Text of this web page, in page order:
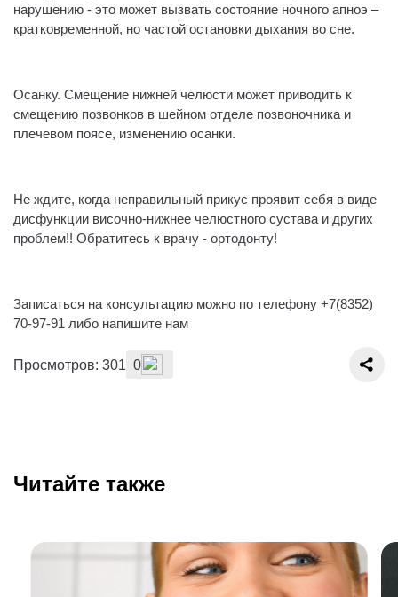
нарушению - это может вызвать состояние ночного апноэ –
кратковременной, но частой остановки дыхания во сне.
Осанку. Смещение нижней челюсти может приводить к
смещению позвонков в шейном отделе позвоночника и
плечевом поясе, изменению осанки.
Не ждите, когда неправильный прикус проявит себя в виде
дисфункции височно-нижнее челюстного сустава и других
проблем!! Обратитесь к врачу - ортодонту!
Записаться на консультацию можно по телефону +7(8352)
70-97-91 либо напишите нам
Просмотров: 301 0
Читайте также